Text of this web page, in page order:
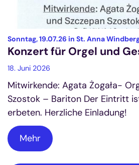
Sonntag, 19.07.26 in St. Anna
Konzert für Orgel und
18. Juni 2026
Mitwirkende: Agata Żogała-
Szostok – Bariton Der Eintritt
erbeten. Herzliche Einladung!
Mehr